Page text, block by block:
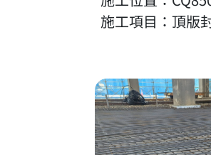
施工項目：頂版
放大照片 施工位置：